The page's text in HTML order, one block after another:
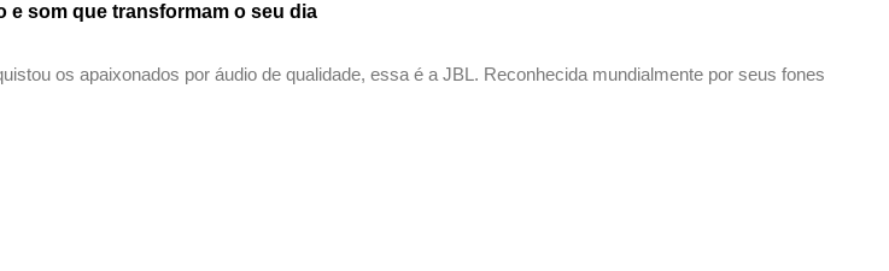
e som que transformam o seu dia
os apaixonados por áudio de qualidade, essa é a JBL. Reconhecida mundialmente por seus fones